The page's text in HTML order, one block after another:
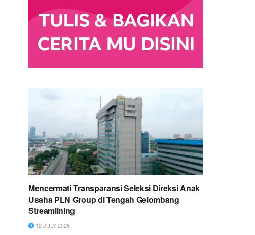
Mencermati Transparansi Seleksi Direksi Anak
Usaha PLN Group di Tengah Gelombang
Streamlining
12 JULY 2026